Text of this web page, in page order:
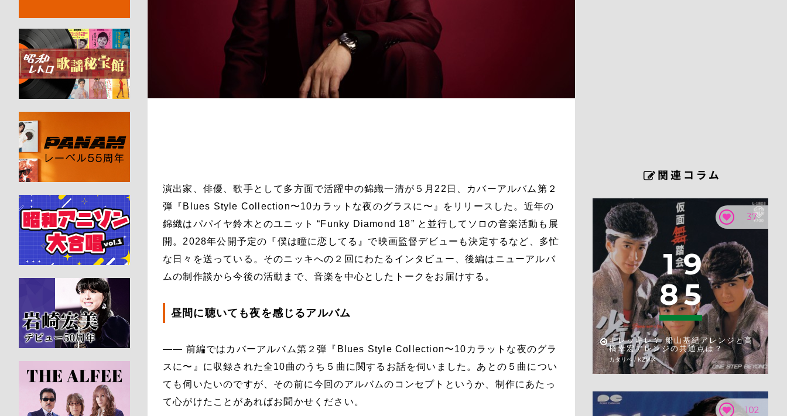
演出家、俳優、歌手として多方面で活躍中の錦織一清が５月22日、カバーアルバム第２
弾『Blues Style Collection〜10カラットな夜のグラスに〜』をリリースした。近年の
錦織はパパイヤ鈴木とのユニット “Funky Diamond 18” と並行してソロの音楽活動も展
開。2028年公開予定の『僕は瞳に恋してる』で映画監督デビューも決定するなど、多忙
な日々を送っている。そのニッキへの２回にわたるインタビュー、後編はニューアルバ
ムの制作談から今後の活動まで、音楽を中心としたトークをお届けする。
昼間に聴いても夜を感じるアルバム
―― 前編ではカバーアルバム第２弾『Blues Style Collection〜10カラットな夜のグラ
スに〜』に収録された全10曲のうち５曲に関するお話を伺いました。あとの５曲につい
ても伺いたいのですが、その前に今回のアルバムのコンセプトというか、制作にあたっ
て心がけたことがあればお聞かせください。
37
1 9
85
キレッキレ？ 船山基紀アレンジと高
橋幸宏アレンジの共通点は？
カタリベ / KZM-X
102